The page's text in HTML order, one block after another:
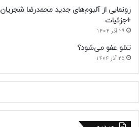
رونمایی از آلبوم‌های جدید محمدرضا شجریان
+جزئیات
29 آذر 1404
تتلو عفو می‌شود؟
25 آذر 1404